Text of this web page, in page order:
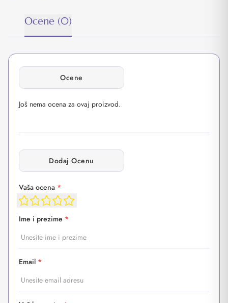
Ocene (0)
Ocene
Još nema ocena za ovaj proizvod.
Dodaj Ocenu
Vaša ocena *
Ime i prezime *
Email *